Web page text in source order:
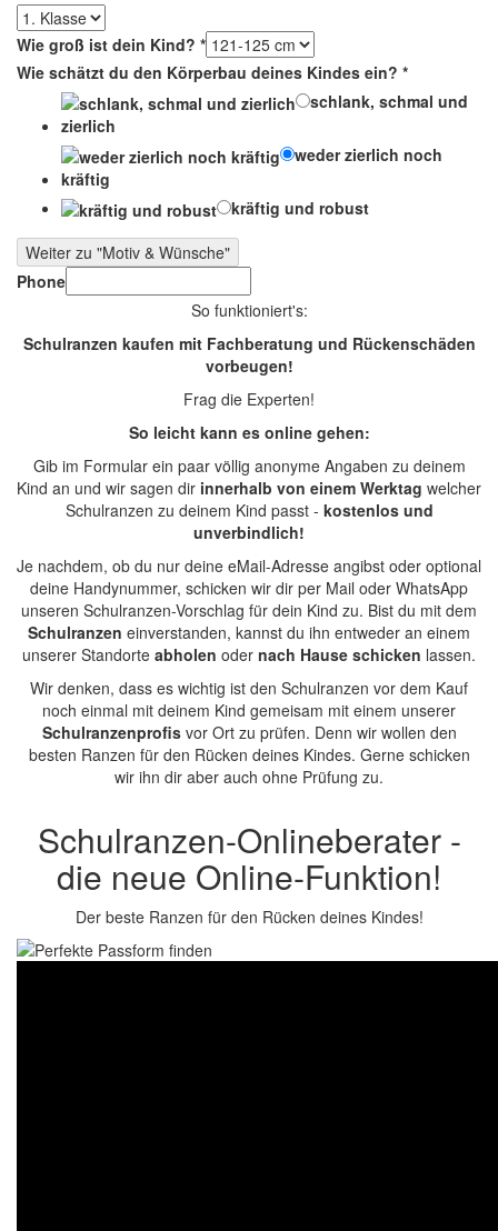
Wie groß ist dein Kind? *
Wie schätzt du den Körperbau deines Kindes ein? *
schlank, schmal und
zierlich
weder zierlich noch
kräftig
kräftig und robust
Weiter zu "Motiv & Wünsche"
Phone
So funktioniert's:
Schulranzen kaufen mit Fachberatung und Rückenschäden
vorbeugen!
Frag die Experten!
So leicht kann es online gehen:
Gib im Formular ein paar völlig anonyme Angaben zu deinem
Kind an und wir sagen dir innerhalb von einem Werktag welcher
Schulranzen zu deinem Kind passt - kostenlos und
unverbindlich!
Je nachdem, ob du nur deine eMail-Adresse angibst oder optional
deine Handynummer, schicken wir dir per Mail oder WhatsApp
unseren Schulranzen-Vorschlag für dein Kind zu. Bist du mit dem
Schulranzen einverstanden, kannst du ihn entweder an einem
unserer Standorte abholen oder nach Hause schicken lassen.
Wir denken, dass es wichtig ist den Schulranzen vor dem Kauf
noch einmal mit deinem Kind gemeisam mit einem unserer
Schulranzenprofis vor Ort zu prüfen. Denn wir wollen den
besten Ranzen für den Rücken deines Kindes. Gerne schicken
wir ihn dir aber auch ohne Prüfung zu.
Schulranzen-Onlineberater -
die neue Online-Funktion!
Der beste Ranzen für den Rücken deines Kindes!